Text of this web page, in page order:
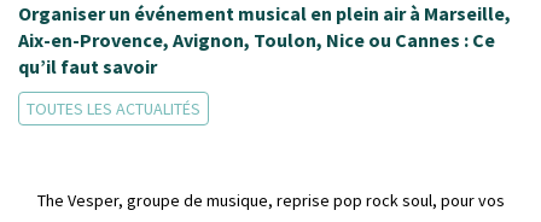
Organiser un événement musical en plein air à Marseille,
Aix-en-Provence, Avignon, Toulon, Nice ou Cannes : Ce
qu’il faut savoir
TOUTES LES ACTUALITÉS
The Vesper, groupe de musique, reprise pop rock soul, pour vos